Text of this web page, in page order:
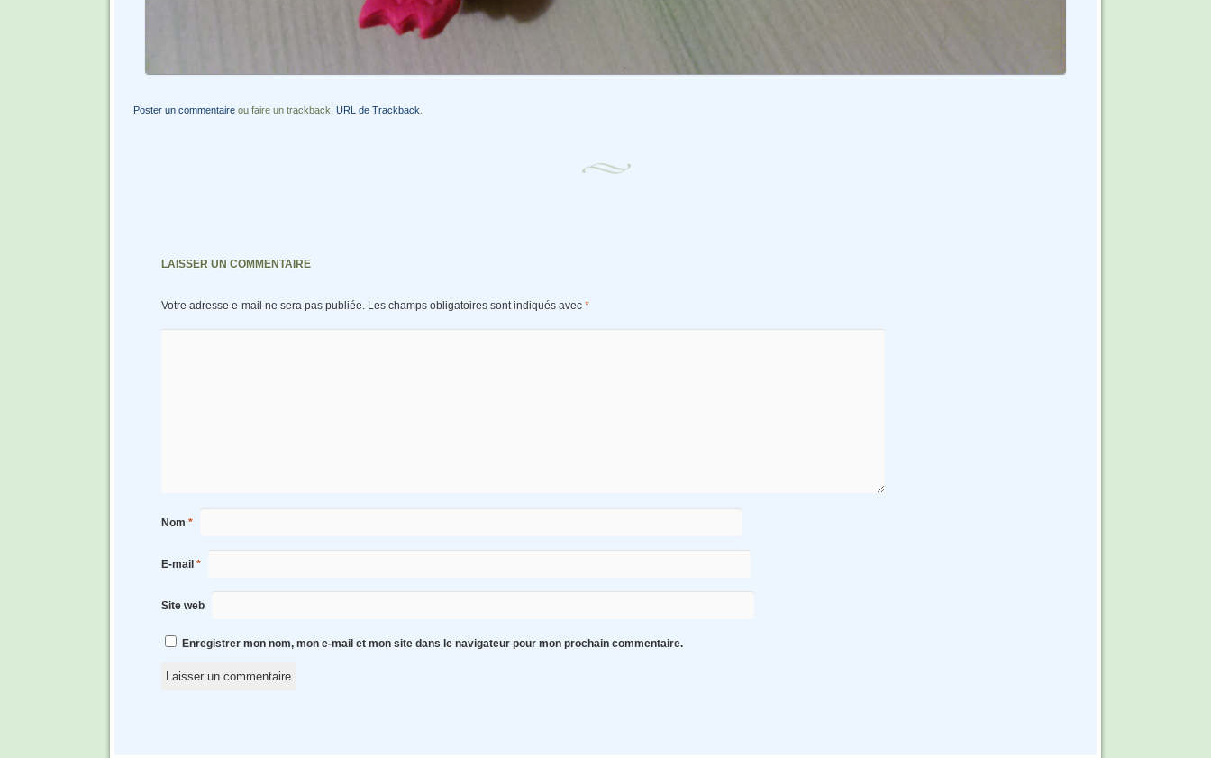
Poster un commentaireou faire un trackback: URL de Trackback
LAISSER UN COMMENTAIRE
Votre adresse e-mail ne sera pas publiée. Les champs obligatoires sont indiqués avec *
Nom *
E-mail *
Site web
Enregistrer mon nom, mon e-mail et mon site dans le navigateur pour mon prochain commentaire.